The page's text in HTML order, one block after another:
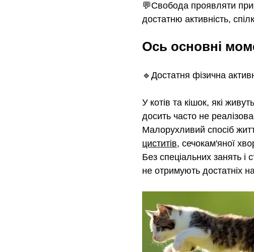
💬Свобода проявляти
достатню активність,
Ось основні
🔹Достатня фізична
У котів та кішок, які
досить часто не
Малорухливий спосіб
циститів, сечокам'яної
Без спеціальних занять і
не отримують достатніх